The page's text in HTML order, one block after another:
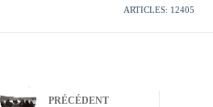
ARTICLES: 12405
PRÉCÉDENT